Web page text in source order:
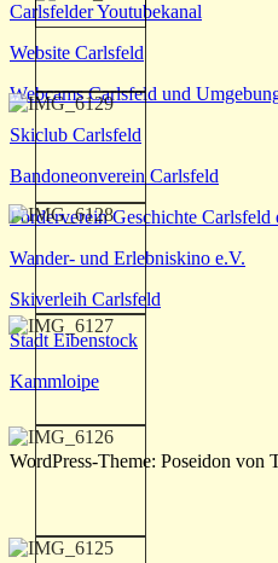
Carlsfelder Youtubekanal
Website Carlsfeld
Webcams Carlsfeld und
Skiclub Carlsfeld
Bandoneonverein Carlsfeld
Förderverein Geschichte Carlsfeld
Wander- und Erlebniskino e.V.
Skiverleih Carlsfeld
Stadt Eibenstock
Kammloipe
WordPress-Theme: Poseidon von